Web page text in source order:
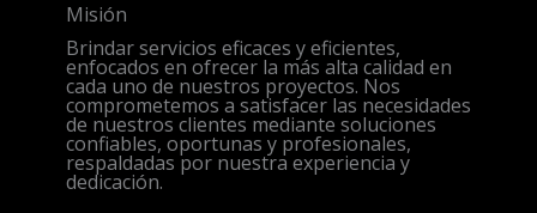
Misión
Brindar servicios eficaces y eficientes,
enfocados en ofrecer la más alta calidad en
cada uno de nuestros proyectos. Nos
comprometemos a satisfacer las necesidades
de nuestros clientes mediante soluciones
confiables, oportunas y profesionales,
respaldadas por nuestra experiencia y
dedicación.